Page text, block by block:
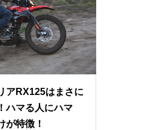
アRX125はまさに
ハマる人にハマ
が特徴！